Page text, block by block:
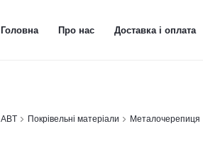
Головна Про нас Доставка і оплата
ABT Покрівельні матеріали Металочерепиця